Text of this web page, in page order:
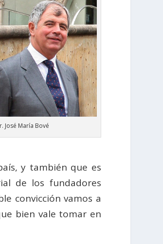
José María Bové
y también que es
de los fundadores
convicción vamos a
bien vale tomar en